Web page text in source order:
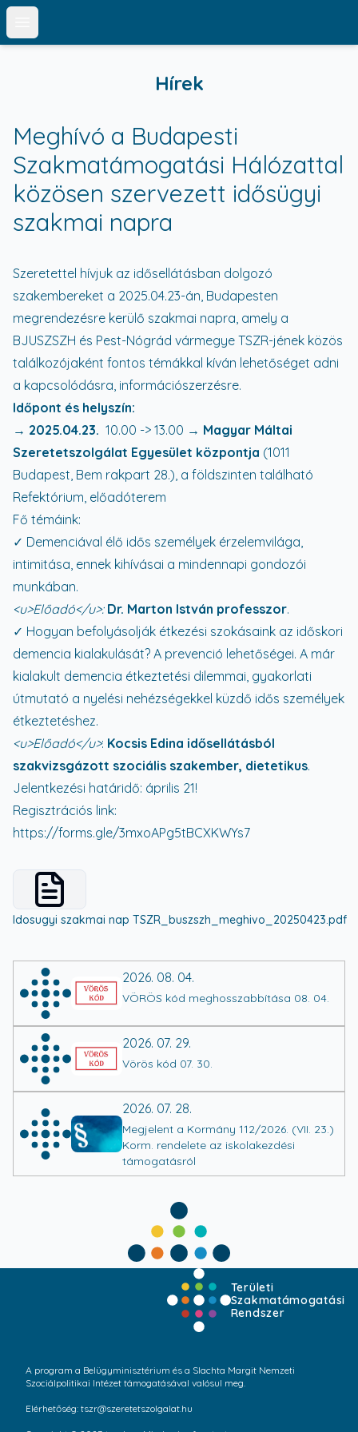
Open main menu
Hírek
2026. 08. 04.
VÖRÖS kód meghosszabbítása 08. 04.
2026. 07. 29.
Vörös kód 07. 30.
2026. 07. 28.
Megjelent a Kormány 112/2026. (VII. 23.)
Korm. rendelete az iskolakezdési
támogatásról
Meghívó a Budapesti
Szakmatámogatási Hálózattal
közösen szervezett idősügyi
szakmai napra
Szeretettel hívjuk az idősellátásban dolgozó
szakembereket a 2025.04.23-án, Budapesten
megrendezésre kerülő szakmai napra, amely a
BJUSZSZH és Pest-Nógrád vármegye TSZR-jének közös
találkozójaként fontos témákkal kíván lehetőséget adni
a kapcsolódásra, információszerzésre.
Időpont és helyszín:
→ 2025.04.23. 10.00 -> 13.00 → Magyar Máltai
Szeretetszolgálat Egyesület központja (1011
Budapest, Bem rakpart 28.), a földszinten található
Refektórium, előadóterem
Fő témáink:
✓ Demenciával élő idős személyek érzelemvilága,
intimitása, ennek kihívásai a mindennapi gondozói
munkában.
<u>Előadó</u>: Dr. Marton István professzor.
✓ Hogyan befolyásolják étkezési szokásaink az időskori
demencia kialakulását? A prevenció lehetőségei. A már
kialakult demencia étkeztetési dilemmai, gyakorlati
útmutató a nyelési nehézségekkel küzdő idős személyek
étkeztetéshez.
<u>Előadó</u>: Kocsis Edina idősellátásból
szakvizsgázott szociális szakember, dietetikus.
Jelentkezési határidő: április 21!
Regisztrációs link:
https://forms.gle/3mxoAPg5tBCXKWYs7
View details for 4e8135cabef82a244bfe3d18d2dfb712
Idosugyi szakmai nap TSZR_buszszh_meghivo_20250423.pdf
Területi
Szakmatámogatási
Rendszer
A program a Belügyminisztérium és a Slachta Margit Nemzeti
Szociálpolitikai Intézet támogatásával valósul meg.
Elérhetőség: tszr@szeretetszolgalat.hu